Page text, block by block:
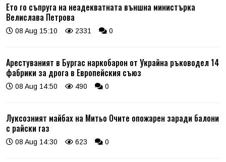
Ето го съпруга на неадекватната външна министърка
Велислава Петрова
08 Aug 15:10 2331 0
Арестуваният в Бургас наркобарон от Украйна ръководел 14
фабрики за дрога в Европейския съюз
08 Aug 14:50 490 0
Луксозният майбах на Митьо Очите опожарен заради балони
с райски газ
08 Aug 14:30 623 0